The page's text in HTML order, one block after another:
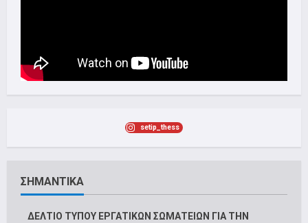
setip_thess
ΣΗΜΑΝΤΙΚΑ
ΔΕΛΤΙΟ ΤΥΠΟΥ ΕΡΓΑΤΙΚΩΝ ΣΩΜΑΤΕΙΩΝ ΓΙΑ ΤΗΝ